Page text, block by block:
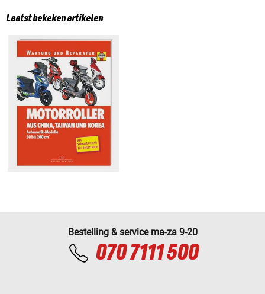
Laatst bekeken artikelen
Bestelling & service ma-za 9-20
070 7111 500